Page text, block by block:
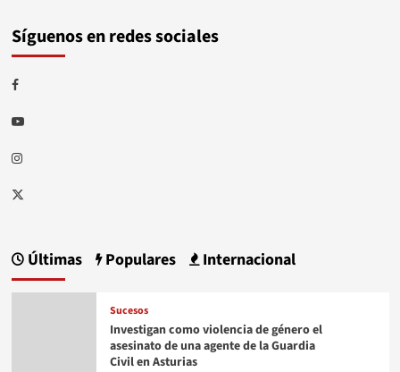
Síguenos en redes sociales
Facebook
Youtube
Instagram
Twitter
Últimas Populares Internacional
Sucesos
Investigan como violencia de género el
asesinato de una agente de la Guardia
Civil en Asturias